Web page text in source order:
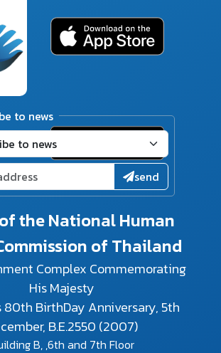
the National Human
of Thailand
Complex Commemorating
His Majesty
80th BirthDay Anniversary, 5th
B.E.2550 (2007)
B, ,6th and 7th Floor
to news
send